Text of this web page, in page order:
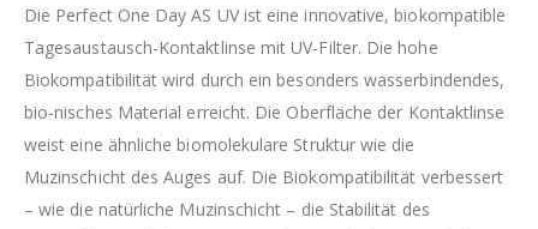
Die Perfect One Day AS UV ist eine innovative, biokompatible
Tagesaustausch-Kontaktlinse mit UV-Filter. Die hohe
Biokompatibilität wird durch ein besonders wasserbindendes,
bio-nisches Material erreicht. Die Oberfläche der Kontaktlinse
weist eine ähnliche biomolekulare Struktur wie die
Muzinschicht des Auges auf. Die Biokompatibilität verbessert
– wie die natürliche Muzinschicht – die Stabilität des